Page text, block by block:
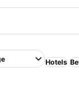
Hotels